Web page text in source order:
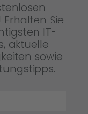
Sie
IT-
aktuelle
sowie